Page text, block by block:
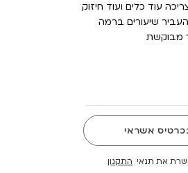
עוד כלים ועוד חיזוק
שיעורים ברמה
מבוקשת
אשראי
את תנאי התקנון